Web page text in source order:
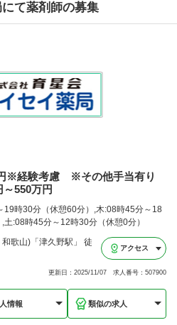
て薬剤師の募集
円※経験考慮 ※その他手当有り
～550万円
19時30分（休憩60分）,木:08時45分～18
:08時45分～12時30分（休憩0分）
歌山)「津久野駅」 徒
アクセス
更新日：2025/11/07 求人番号：507900
情報 類似の求人